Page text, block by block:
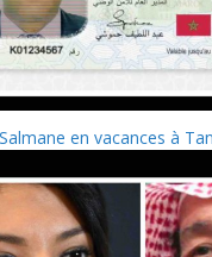
en vacances à